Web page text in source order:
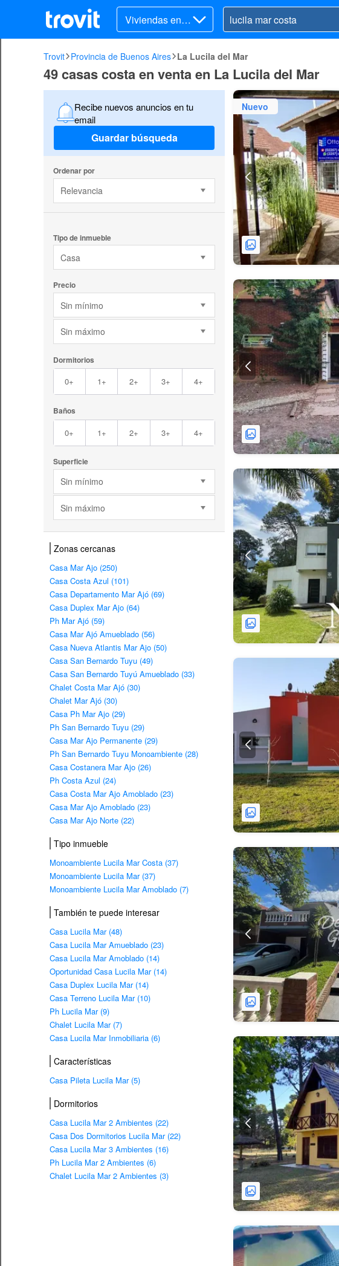
Viviendas en v
enta
Trovit Provincia de Buenos Aires La Lucila del Mar
49 casas costa en venta en La Lucila del Mar
Recibe nuevos anuncios en tu
email
Guardar búsqueda
Ordenar por
Relevancia
Tipo de inmueble
Casa
Precio
Sin mínimo
Sin máximo
Dormitorios
0+ 1+ 2+ 3+ 4+
Baños
0+ 1+ 2+ 3+ 4+
Superficie
Sin mínimo
Sin máximo
Zonas cercanas
Casa Mar Ajo (250)
Casa Costa Azul (101)
Casa Departamento Mar Ajó (69)
Casa Duplex Mar Ajo (64)
Ph Mar Ajó (59)
Casa Mar Ajó Amueblado (56)
Casa Nueva Atlantis Mar Ajo (50)
Casa San Bernardo Tuyu (49)
Casa San Bernardo Tuyú Amueblado (33)
Chalet Costa Mar Ajó (30)
Chalet Mar Ajó (30)
Casa Ph Mar Ajo (29)
Ph San Bernardo Tuyu (29)
Casa Mar Ajo Permanente (29)
Ph San Bernardo Tuyu Monoambiente (28)
Casa Costanera Mar Ajo (26)
Ph Costa Azul (24)
Casa Costa Mar Ajo Amoblado (23)
Casa Mar Ajo Amoblado (23)
Casa Mar Ajo Norte (22)
Tipo inmueble
Monoambiente Lucila Mar Costa (37)
Monoambiente Lucila Mar (37)
Monoambiente Lucila Mar Amoblado (7)
También te puede interesar
Casa Lucila Mar (48)
Casa Lucila Mar Amueblado (23)
Casa Lucila Mar Amoblado (14)
Oportunidad Casa Lucila Mar (14)
Casa Duplex Lucila Mar (14)
Casa Terreno Lucila Mar (10)
Ph Lucila Mar (9)
Chalet Lucila Mar (7)
Casa Lucila Mar Inmobiliaria (6)
Características
Casa Pileta Lucila Mar (5)
Dormitorios
Casa Lucila Mar 2 Ambientes (22)
Casa Dos Dormitorios Lucila Mar (22)
Casa Lucila Mar 3 Ambientes (16)
Ph Lucila Mar 2 Ambientes (6)
Chalet Lucila Mar 2 Ambientes (3)
Nuevo